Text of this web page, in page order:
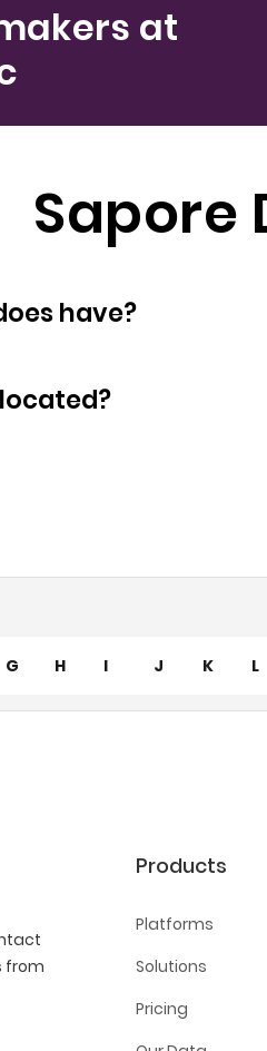
at
Sapore
How many employees does have?
located?
G H I J K L
from
Products
Platforms
Solutions
Pricing